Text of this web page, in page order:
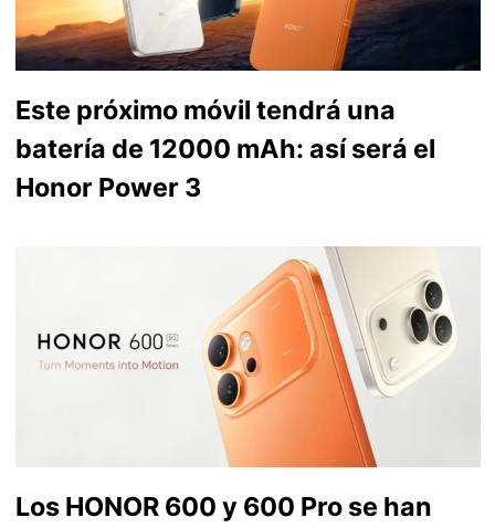
Este próximo móvil tendrá una
batería de 12000 mAh: así será el
Honor Power 3
Los HONOR 600 y 600 Pro se han